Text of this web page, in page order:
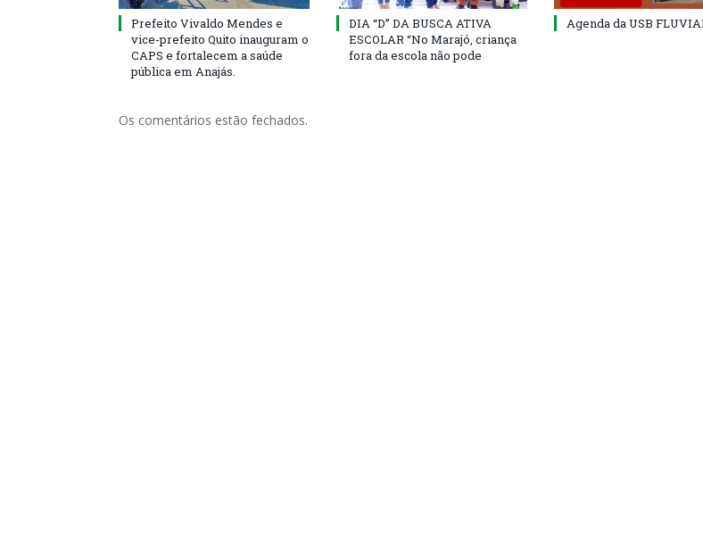
Prefeito Vivaldo Mendes e
vice-prefeito Quito inauguram o
CAPS e fortalecem a saúde
pública em Anajás.
DIA “D” DA BUSCA ATIVA
ESCOLAR “No Marajó, criança
fora da escola não pode
Agenda da USB
Os comentários estão fechados.